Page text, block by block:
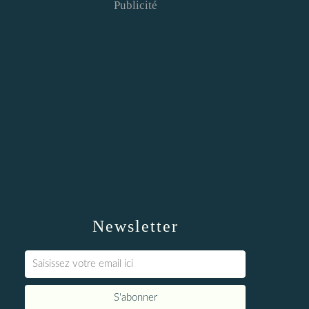
Newsletter
Publicité